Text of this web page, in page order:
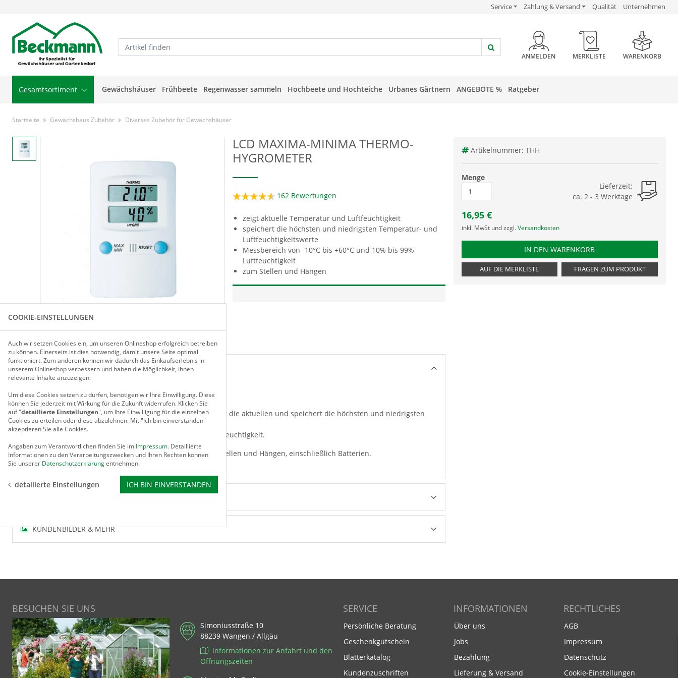
USP Verlinkung
Service Zahlung & Versand USP Verlinkung
Qualität USP Verlinkung
Unternehmen
HEADER BUTTON
ANMELDEN MERKLISTE WARENKORB
Gesamtsortiment Gewächshäuser Frühbeete Regenwasser sammeln Hochbeete und Hochteiche Urbanes Gärtnern ANGEBOTE % Ratgeber
Startseite Gewächshaus Zubehör Diverses Zubehör für Gewächshäuser
Für größere Ansicht Maus über das Bild ziehen
LCD MAXIMA-MINIMA THERMO-
HYGROMETER
162 Bewertungen
zeigt aktuelle Temperatur und Luftfeuchtigkeit
speichert die höchsten und niedrigsten Temperatur- und
Luftfeuchtigkeitswerte
Messbereich von -10°C bis +60°C und 10% bis 99%
Luftfeuchtigkeit
zum Stellen und Hängen
PRODUKTBESCHREIBUNG
LCD MAXIMA-MINIMA THERMO-HYGROMETER
Das elektronische Maxima-Minima-Thermo-Hygrometer zeigt die aktuellen und speichert die höchsten und niedrigsten
Temperatur- und Luftfeuchtigkeitswerte.
Messbereich von -10°C bis +60°C und 10 - 99 % relative Luftfeuchtigkeit.
Ideal für Gewächshaus, Wohnung und Wintergarten. Zum Stellen und Hängen, einschließlich Batterien.
KUNDENBILDER & MEHR
Artikelnummer: THH
Menge
Lieferzeit:
ca. 2 - 3 Werktage
16,95 €
inkl. MwSt und zzgl. Versandkosten
PRODUKTNUMMER THH
IN DEN WARENKORB
AUF DIE MERKLISTE FRAGEN ZUM PRODUKT
BESUCHEN SIE UNS
Simoniusstraße 10
88239 Wangen / Allgäu
Informationen zur Anfahrt und den
Öffnungszeiten
SERVICE
Persönliche Beratung
Geschenkgutschein
Blätterkatalog
Kundenzuschriften
INFORMATIONEN
Über uns
Jobs
Bezahlung
Lieferung & Versand
RECHTLICHES
AGB
Impressum
Datenschutz
Cookie-Einstellungen
COOKIE-EINSTELLUNGEN
Auch wir setzen Cookies ein, um unseren Onlineshop erfolgreich betreiben
zu können. Einerseits ist dies notwendig, damit unsere Seite optimal
funktioniert. Zum anderen können wir dadurch das Einkaufserlebnis in
unserem Onlineshop verbessern und haben die Möglichkeit, Ihnen
relevante Inhalte anzuzeigen.
Um diese Cookies setzen zu dürfen, benötigen wir Ihre Einwilligung. Diese
können Sie jederzeit mit Wirkung für die Zukunft widerrufen. Klicken Sie
auf "detaillierte Einstellungen", um Ihre Einwilligung für die einzelnen
Cookies zu erteilen oder diese abzulehnen. Mit "Ich bin einverstanden"
akzeptieren Sie alle Cookies.
Angaben zum Verantwortlichen finden Sie im Impressum. Detaillierte
Informationen zu den Verarbeitungszwecken und Ihren Rechten können
Sie unserer Datenschutzerklärung entnehmen.
detailierte Einstellungen ICH BIN EINVERSTANDEN